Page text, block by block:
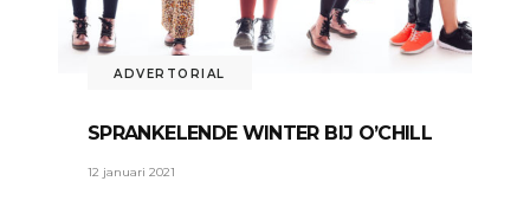
ADVERTORIAL
SPRANKELENDE WINTER BIJ O’CHILL
12 januari 2021